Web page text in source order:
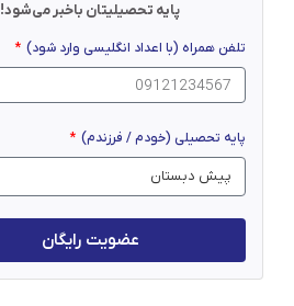
پایه تحصیلیتان باخبر می‌شود!
تلفن همراه (با اعداد انگلیسی وارد شود)
پایه تحصیلی (خودم / فرزندم)
عضویت رایگان